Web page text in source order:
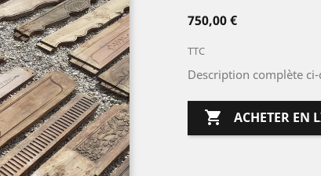
750,00 €
TTC
Description complète ci-
 ACHETER EN